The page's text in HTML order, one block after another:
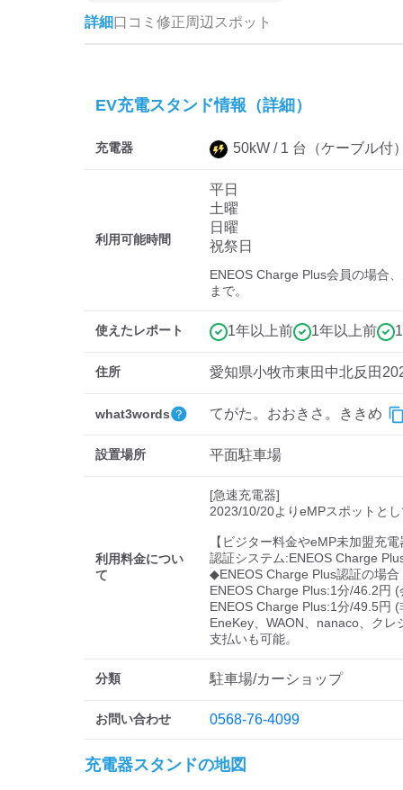
詳細口コミ 修正周辺スポット
EV充電スタンド情報（詳細）
充電器 50kW / 1 台 （ケーブル付
利用可能時間
平日
土曜
日曜
祝祭日
ENEOS Charge Plus会員の場合
まで。
使えたレポート 1年以上前 1年以上前
住所 愛知県小牧市東田中北反田
what3words てがた。おおきさ。ききめ
設置場所 平面駐車場
利用料金につい
て
[急速充電器]
2023/10/20よりeMPスポットと
【ビジター料金やeMP未加盟充
認証システム:ENEOS Charge
◆ENEOS Charge Plus認証の場合
ENEOS Charge Plus:1分/46.2円 (
ENEOS Charge Plus:1分/49.5円 (
EneKey、WAON、nanaco、クレ
分類 駐車場/カーショップ
お問い合わせ 0568-76-4099
充電器スタンドの地図